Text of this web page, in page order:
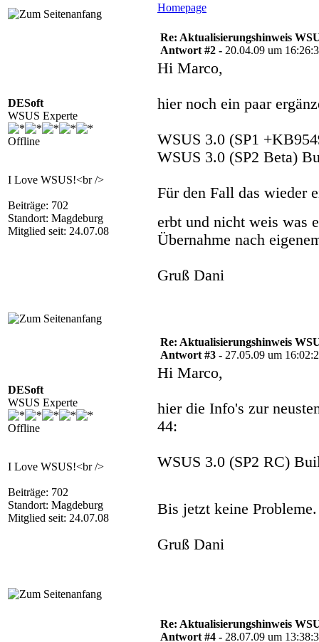
Homepage
DESoft
WSUS Experte
Offline
I Love WSUS!<br />
Beiträge: 702
Standort: Magdeburg
Mitglied seit: 24.07.08
Re: Aktualisierungshinweis
Antwort #2 - 20.04.09 um
Hi Marco,
hier noch ein paar
WSUS 3.0 (SP1
WSUS 3.0 (SP2 Beta)
Für den Fall das wieder
erbt und nicht weis was
Übernahme nach
Gruß Dani
DESoft
WSUS Experte
Offline
I Love WSUS!<br />
Beiträge: 702
Standort: Magdeburg
Mitglied seit: 24.07.08
Re: Aktualisierungshinweis
Antwort #3 - 27.05.09 um
Hi Marco,
hier die Info's zur
44:
WSUS 3.0 (SP2 RC)
Bis jetzt keine
Gruß Dani
Re: Aktualisierungshinweis
Antwort #4 - 28.07.09 um